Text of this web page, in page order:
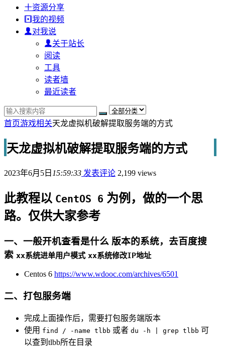
资源分享
我的视频
对我说
关于站长
阅读
工具
读者墙
最近读者
首页游戏相关天龙虚拟机破解提取服务端的方式
天龙虚拟机破解提取服务端的方式
2023年6月5日 15:59:33 发表评论 2,199 views
此教程以 CentOS 6 为例，做的一个思
路。仅供大家参考
一、一般开机查看是什么 版本的系统，去百度搜
索 xx系统进单用户模式 xx系统修改IP地址
Centos 6 https://www.wdooc.com/archives/6501
二、打包服务端
完成上面操作后，需要打包服务端版本
使用 find / -name tlbb 或者 du -h | grep tlbb 可
以查到tlbb所在目录